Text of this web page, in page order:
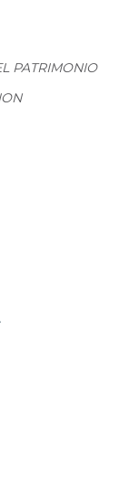
PATRIMONIO